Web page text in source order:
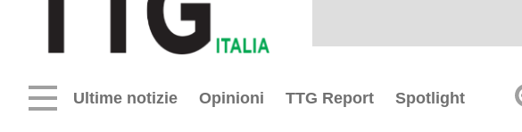
Ultime notizie Opinioni TTG Report Spotlight